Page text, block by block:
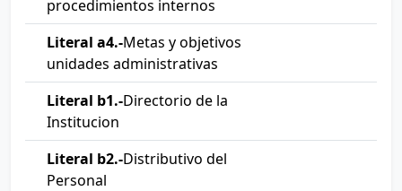
procedimientos internos
Literal a4.-Metas y objetivos
unidades administrativas
Literal b1.-Directorio de la
Institucion
Literal b2.-Distributivo del
Personal